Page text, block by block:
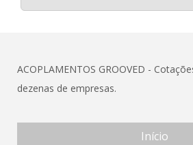
ACOPLAMENTOS GROOVED -
dezenas de empresas.
Início